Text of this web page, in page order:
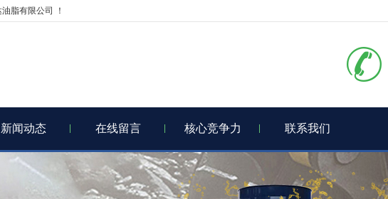
脂有限公司 ！
新闻动态 在线留言 核心竞争力 联系我们